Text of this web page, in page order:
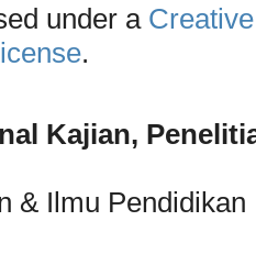
under a
.
Kajian,
& Ilmu